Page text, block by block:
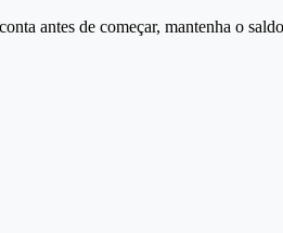
antes de começar, mantenha o